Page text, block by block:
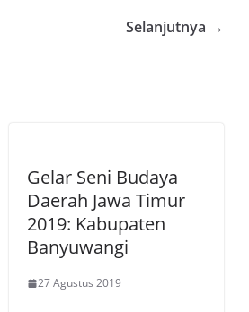
Selanjutnya →
Gelar Seni Budaya
Daerah Jawa Timur
2019: Kabupaten
Banyuwangi
27 Agustus 2019